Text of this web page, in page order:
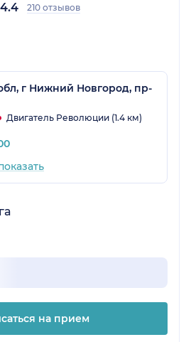
4.4 210 отзывов
г Нижний Новгород, пр-
Двигатель Революции (1.4 км)
на прием